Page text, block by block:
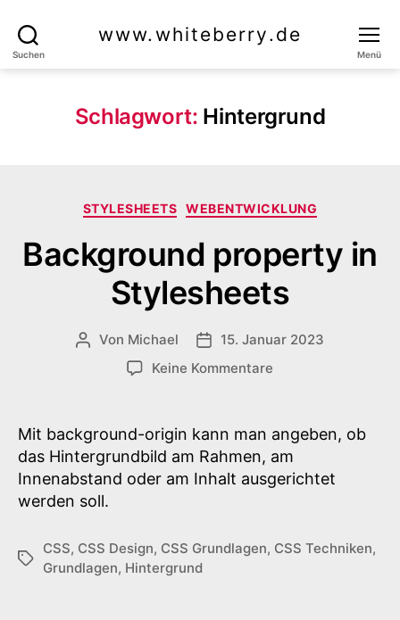
Suchen
www.whiteberry.de
Menü
Schlagwort: Hintergrund
Kategorien
STYLESHEETS WEBENTWICKLUNG
Background property in
Stylesheets
Beitragsautor
Von Michael Veröffentlichungsdatum
15. Januar 2023
Keine Kommentare
Stylesheets
Mit background-origin kann man angeben, ob
das Hintergrundbild am Rahmen, am
Innenabstand oder am Inhalt ausgerichtet
werden soll.
Schlagwörter
CSS, CSS Design, CSS Grundlagen, CSS Techniken,
Grundlagen, Hintergrund